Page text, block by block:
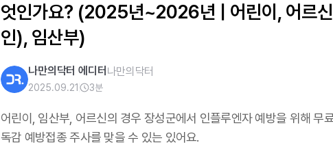
엇인가요? (2025년~2026년 | 어린이, 어르
인), 임산부)
나만의닥터 에디터 나만의닥터
2025.09.21 3분
어린이, 임산부, 어르신의 경우 장성군에서 인플루엔자 예방을 위해 무
독감 예방접종 주사를 맞을 수 있는 있어요.